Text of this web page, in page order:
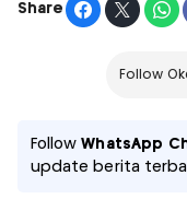
Share
Follow
FollowWhatsApp
update berita